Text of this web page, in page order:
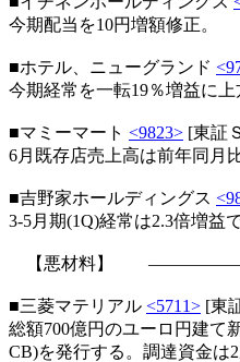
今期配当を10円増額修正。
■ホテル、ニューグランド
今期経常を一転19％増益に上
■マミーマート <9823> [東証
6月既存店売上高は前年同月
■吉野家ホールディングス
3-5月期(1Q)経常は2.3倍増益
【悪材料】
■三菱マテリアル <5711> [東
総額700億円のユーロ円建て
CB)を発行する。調達資金は